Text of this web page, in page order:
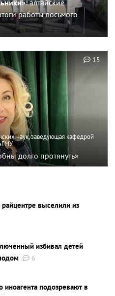
алтайские
работы восьмого
наук, заведующая кафедрой
долго протянуть»
15
выселили из
избивал детей
6
иноагента подозревают в